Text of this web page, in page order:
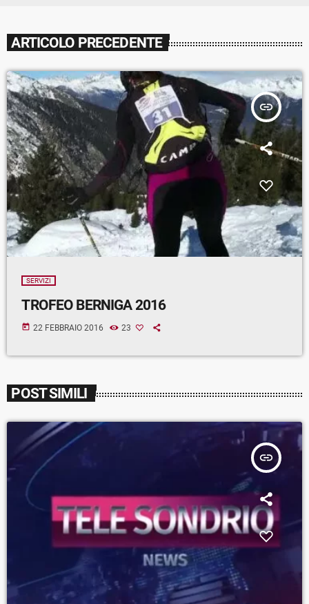
ARTICOLO PRECEDENTE
insert_link
SERVIZI
TROFEO BERNIGA 2016
today 22 FEBBRAIO 2016 23
POST SIMILI
insert_link